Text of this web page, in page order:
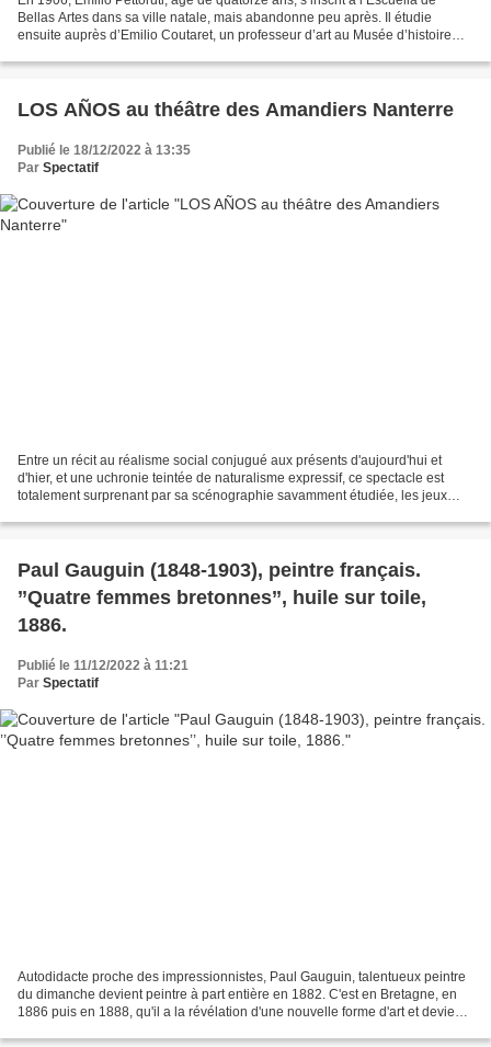
Bellas Artes dans sa ville natale, mais abandonne peu après. Il étudie
ensuite auprès d’Emilio Coutaret, un professeur d’art au Musée d’histoire
LOS AÑOS au théâtre des Amandiers Nanterre
Publié le 18/12/2022 à 13:35
Par Spectatif
Entre un récit au réalisme social conjugué aux présents d'aujourd'hui et
d'hier, et une uchronie teintée de naturalisme expressif, ce spectacle est
totalement surprenant par sa scénographie savamment étudiée, les jeux
Paul Gauguin (1848-1903), peintre français.
’’Quatre femmes bretonnes’’, huile sur toile,
1886.
Publié le 11/12/2022 à 11:21
Par Spectatif
Autodidacte proche des impressionnistes, Paul Gauguin, talentueux peintre
du dimanche devient peintre à part entière en 1882. C'est en Bretagne, en
1886 puis en 1888, qu'il a la révélation d'une nouvelle forme d'art et devient